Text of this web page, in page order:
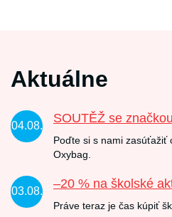
Aktuálne
04.08.
SOUTĚŽ se
Poďte si s nami zasúťažiť
Oxybag.
03.08.
–20 % na školské
Práve teraz je čas kúpiť